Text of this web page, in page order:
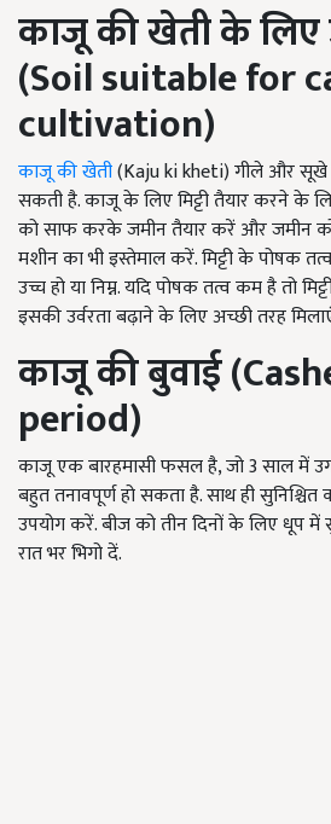
काजू की खेती के लिए
(Soil suitable for
cultivation)
काजू की खेती(Kaju ki kheti) गीले और सूखे
सकती है. काजू के लिए मिट्टी तैयार करने के
को साफ करके जमीन तैयार करें और जमीन
मशीन का भी इस्तेमाल करें. मिट्टी के पोषक
उच्च हो या निम्न. यदि पोषक तत्व कम है तो
इसकी उर्वरता बढ़ाने के लिए अच्छी तरह
काजू की बुवाई (
period)
काजू एक बारहमासी फसल है, जो 3 साल में
बहुत तनावपूर्ण हो सकता है. साथ ही
उपयोग करें. बीज को तीन दिनों के लिए धूप
रात भर भिगो दें.